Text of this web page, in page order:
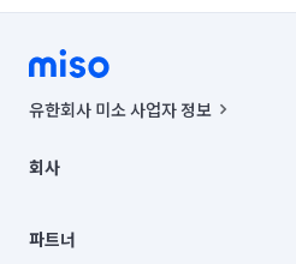
유한회사 미소 사업자 정보
00019 |
주소 | 본사: 서울특별시 종로구 율곡로
컨택센터 : 서울특별시 종로구 수송동 율
회사
채용
파트너